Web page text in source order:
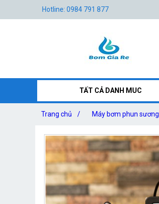
Hotline: 0984 791 877
TẤT CẢ DANH MUC
Trang chủ / Máy bơm phun sương